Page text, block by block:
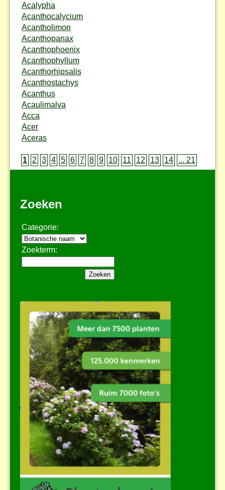
Acalypha
Acanthocalycium
Acantholimon
Acanthopanax
Acanthophoenix
Acanthophyllum
Acanthorhipsalis
Acanthostachys
Acanthus
Acaulimalva
Acca
Acer
Aceras
1 2 3 4 5 6 7 8 9 10 11 12 13 14 ... 21
Zoeken
Categorie:
Zoekterm: